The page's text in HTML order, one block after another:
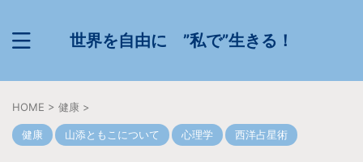
世界を自由に ”私で”生きる！
HOME > 健康 >
健康 山添ともこについて 心理学 西洋占星術